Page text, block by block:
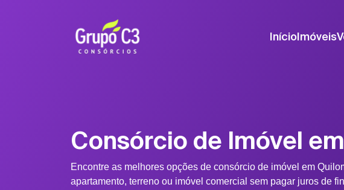
InícioImóveis
Consórcio de Imóvel
Encontre as melhores opções de consórcio de imóvel em
apartamento, terreno ou imóvel comercial sem pagar juros de